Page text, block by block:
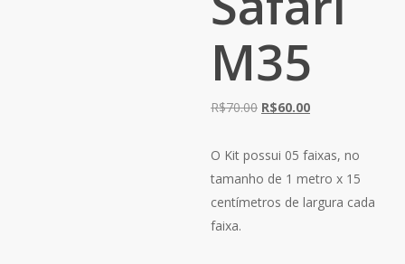
M35
R$70.00 O
original
era:
R$70.00.
R$60.00O
atual
é:
R$60.00.
O Kit possui 05 faixas, no
tamanho de 1 metro x 15
centímetros de largura cada
faixa.